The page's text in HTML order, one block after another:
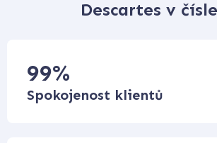
Descartes v
99%
Spokojenost klientů